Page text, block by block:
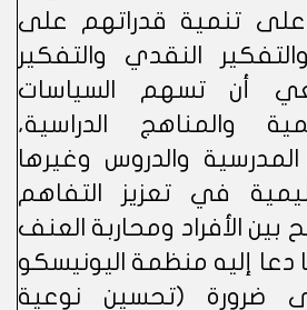
تنمية قدراتهم على
النقدي والتفكير
أن تسهم السياسات
والمناهج الدراسية،
والدروس وغيرها
في تعزيز التفاهم
بين الأفراد ومحاربة العنف
دعا إليه منظمة اليونيسكو
ضرورة (تحسين نوعية